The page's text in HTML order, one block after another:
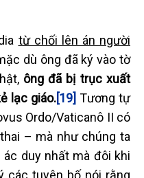
từ chối lên án người
dù ông đã ký vào tờ
ông đã bị trục xuất
lạc giáo.[19] Tương tự
Ordo/Vaticanô II có
– mà như chúng ta
duy nhất mà đôi khi
các tuyên bố nói rằng